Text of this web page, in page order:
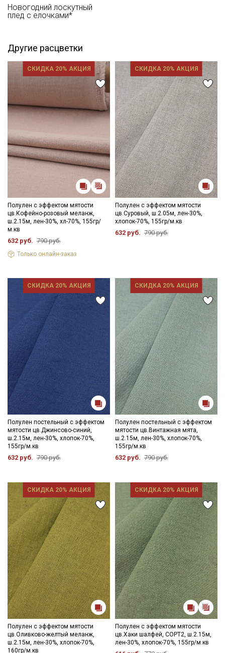
Новогодний лоскутный
плед с елочками*
Другие расцветки
СКИДКА 20% АКЦИЯ
Полулен с эффектом мятости
цв.Кофейно-розовый меланж,
ш.2.15м, лен-30%, хл-70%, 155гр/
м.кв
632 руб. 790 руб.
Только онлайн-заказ
СКИДКА 20% АКЦИЯ
Полулен с эффектом мятости
цв.Суровый, ш.2.05м, лен-30%,
хлопок-70%, 155гр/м.кв
632 руб. 790 руб.
СКИДКА 20% АКЦИЯ
Полулен постельный с эффектом
мятости цв.Джинсово-синий,
ш.2.15м, лен-30%, хлопок-70%,
155гр/м.кв
632 руб. 790 руб.
СКИДКА 20% АКЦИЯ
Полулен постельный с эффектом
мятости цв.Винтажная мята,
ш.2.15м, лен-30%, хлопок-70%,
155гр/м.кв
632 руб. 790 руб.
СКИДКА 20% АКЦИЯ
Полулен с эффектом мятости
цв.Оливково-желтый меланж,
ш.2.15м, лен-30%, хлопок-70%,
160гр/м.кв
СКИДКА 20% АКЦИЯ
Полулен с эффектом мятости
цв.Хаки шалфей, СОРТ2, ш.2.15м,
лен-30%, хлопок-70%, 155гр/м.кв